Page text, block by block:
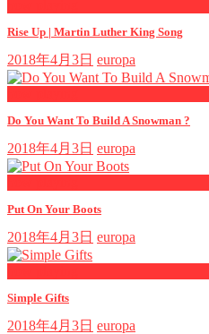
Rise Up | Martin Luther King Song
2018年4月3日 europa
Do You Want To Build A Snowman ?
2018年4月3日 europa
Put On Your Boots
2018年4月3日 europa
Simple Gifts
2018年4月3日 europa